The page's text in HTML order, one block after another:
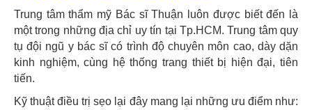
Trung tâm thẩm mỹ Bác sĩ Thuận luôn được biết đến là
một trong những địa chỉ uy tín tại Tp.HCM. Trung tâm quy
tụ đội ngũ y bác sĩ có trình độ chuyên môn cao, dày dặn
kinh nghiệm, cùng hệ thống trang thiết bị hiện đại, tiên
tiến.
Kỹ thuật điều trị sẹo lại đây mang lại những ưu điểm như: